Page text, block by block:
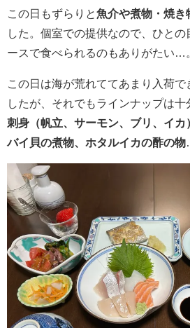
この日もずらりと魚介や煮物・焼き
した。個室での提供なので、ひと
ースで食べられるのもありがたい…
この日は海が荒れててあまり入荷
したが、それでもラインナップは十
刺身（帆立、サーモン、ブリ、イカ
バイ貝の煮物、ホタルイカの酢の物